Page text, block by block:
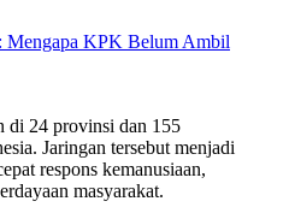
KPK Belum Ambil
di 24 provinsi dan 155
Jaringan tersebut menjadi
respons kemanusiaan,
masyarakat.